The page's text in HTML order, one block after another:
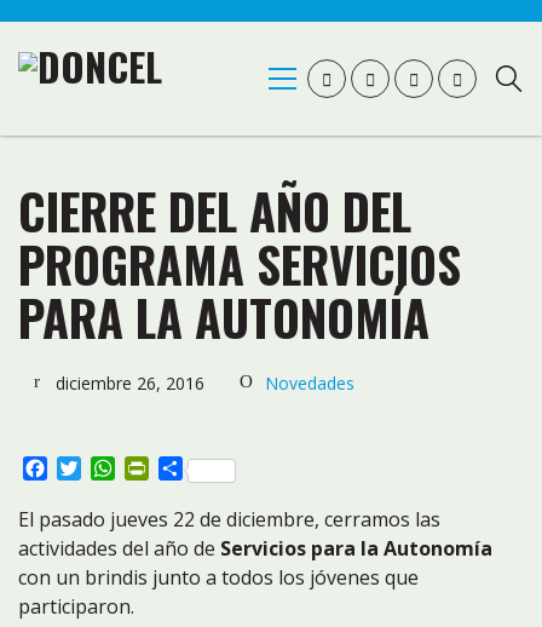
CIERRE DEL AÑO DEL
PROGRAMA SERVICIOS
PARA LA AUTONOMÍA
diciembre 26, 2016 Novedades
Facebook
TwitterWhatsApp
PrintFriendly
Compartir
El pasado jueves 22 de diciembre, cerramos las
actividades del año de Servicios para la Autonomía
con un brindis junto a todos los jóvenes que
participaron.